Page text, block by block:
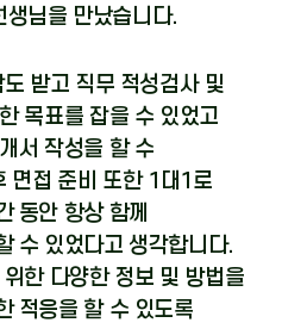
생님을 만났습니다.
받고 직무 적성검사 및
목표를 잡을 수 있었고
서 작성을 할 수
면접 준비 또한 1 대 1로
동안 항상 함께
수 있었다고 생각합니다.
한 다양한 정보 및 방법을
적응을 할 수 있도록